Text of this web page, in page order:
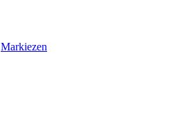
Markiezen